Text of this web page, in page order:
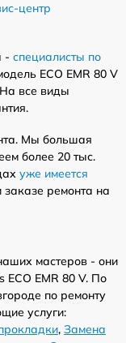
центр
- специалисты по
ECO EMR 80 V
все виды
Мы большая
более 20 тыс.
уже имеется
заказе ремонта на
мастеров - они
ECO EMR 80 V. По
по ремонту
услуги:
, Замена